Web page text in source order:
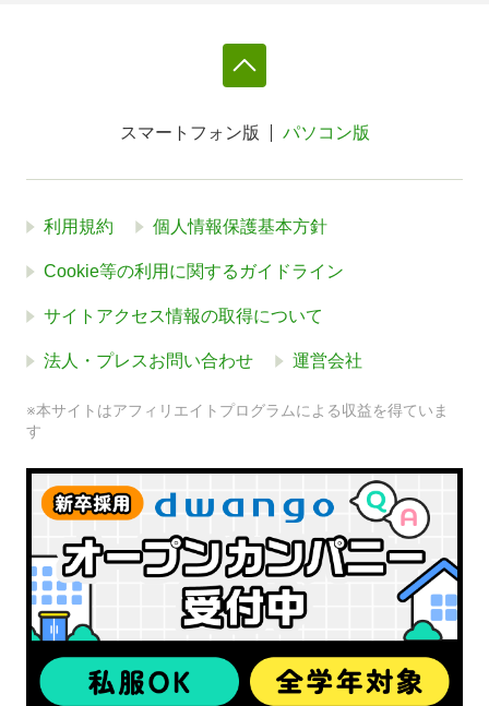
スマートフォン版 パソコン版
利用規約 個人情報保護基本方針
Cookie等の利用に関するガイドライン
サイトアクセス情報の取得について
法人・プレスお問い合わせ 運営会社
※本サイトはアフィリエイトプログラムによる収益を得ていま
す